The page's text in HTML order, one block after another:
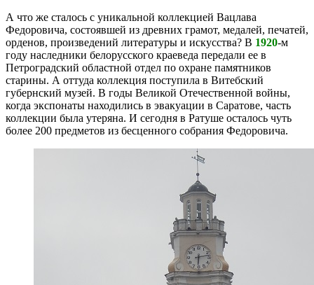
А что же сталось с уникальной коллекцией Вацлава
Федоровича, состоявшей из древних грамот, медалей, печатей,
орденов, произведений литературы и искусства? В 1920-м
году наследники белорусского краеведа передали ее в
Петроградский областной отдел по охране памятников
старины. А оттуда коллекция поступила в Витебский
губернский музей. В годы Великой Отечественной войны,
когда экспонаты находились в эвакуации в Саратове, часть
коллекции была утеряна. И сегодня в Ратуше осталось чуть
более 200 предметов из бесценного собрания Федоровича.